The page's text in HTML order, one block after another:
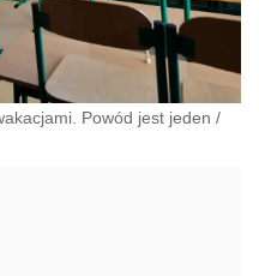
Powód jest jeden /